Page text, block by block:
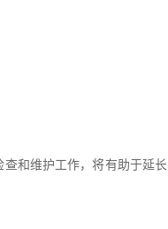
和维护工作，将有助于延长